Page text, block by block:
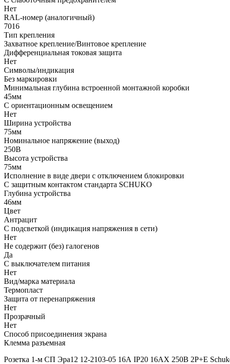
Нет
RAL-номер (аналогичный)
7016
Тип крепления
Захватное крепление/Винтовое крепление
Дифференциальная токовая защита
Нет
Символы/индикация
Без маркировки
Минимальная глубина встроенной монтажной коробки
45мм
С ориентационным освещением
Нет
Ширина устройства
75мм
Номинальное напряжение (выход)
250В
Высота устройства
75мм
Исполнение в виде двери с отключением блокировки
С защитным контактом стандарта SCHUKO
Глубина устройства
46мм
Цвет
Антрацит
С подсветкой (индикация напряжения в сети)
Нет
Не содержит (без) галогенов
Да
С выключателем питания
Нет
Вид/марка материала
Термопласт
Защита от перенапряжения
Нет
Прозрачный
Нет
Способ присоединения экрана
Клемма разъемная
Розетка 1-м СП Эра12 12-2103-05 16А IP20 16AX 250В 2P+E